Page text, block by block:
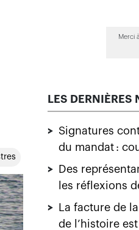
Merci
LES DERNIÈRES
> Signatures
du mandat :
>
Des
les réflexions
>
La facture de
de l’histoire